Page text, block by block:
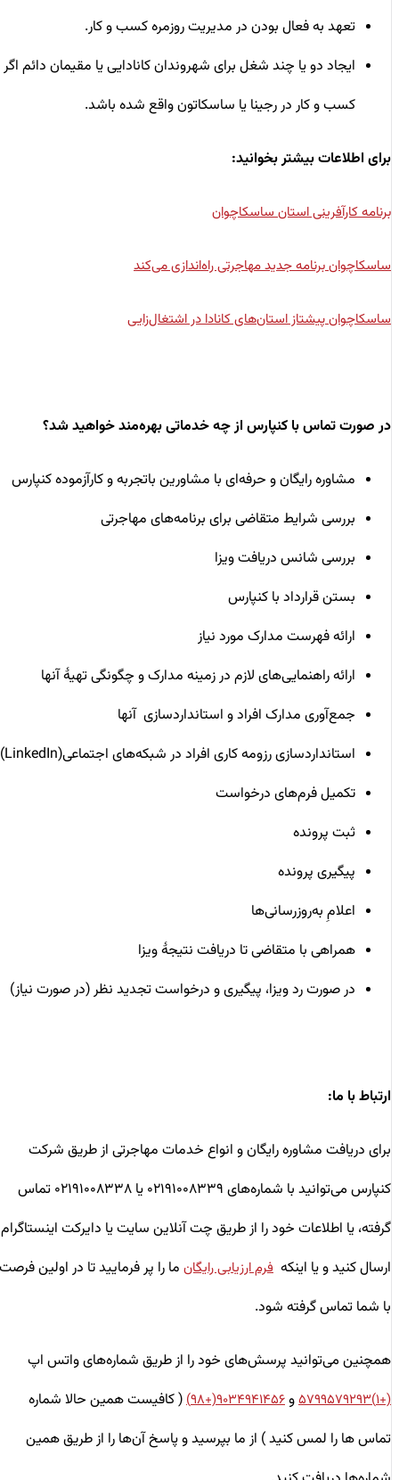
تعهد به فعال بودن در مدیریت روزمره کسب و کار.
ایجاد دو یا چند شغل برای شهروندان کانادایی یا مقیمان دائم اگر
کسب و کار در رجینا یا ساسکاتون واقع شده باشد.
برای اطلاعات بیشتر بخوانید:
برنامه کارآفرینی استان ساسکاچوان
ساسکاچوان برنامه جدید مهاجرتی راه‌اندازی می‌کند
ساسکاچوان پیشتاز استان‌های کانادا در اشتغال‌زایی
در صورت تماس با کنپارس از چه خدماتی بهره‌مند خواهید شد؟
مشاوره رایگان و حرفه‌ای با مشاورین باتجربه و کارآزموده کنپارس
بررسی شرایط متقاضی برای برنامه‌های مهاجرتی
بررسی شانس دریافت ویزا
بستن قرارداد با کنپارس
ارائه فهرست مدارک مورد نیاز
ارائه راهنمایی‌های لازم در زمینه مدارک و چگونگی تهیۀ آنها
جمع‌آوری مدارک افراد و استانداردسازی آنها
استانداردسازی رزومه کاری افراد در شبکه‌های اجتماعی(LinkedIn)
تکمیل فرم‌های درخواست
ثبت پرونده
پیگیری پرونده
اعلامِ به‌روزرسانی‌ها
همراهی با متقاضی تا دریافت نتیجۀ ویزا
در صورت رد ویزا، پیگیری و درخواست تجدید نظر (در صورت نیاز)
ارتباط با ما:
برای دریافت مشاوره رایگان و انواع خدمات مهاجرتی از طریق شرکت
کنپارس می‌توانید با شماره‌های ۰۲۱۹۱۰۰۸۳۳۹ یا ۰۲۱۹۱۰۰۸۳۳۸ تماس
گرفته، یا اطلاعات خود را از طریق چت آنلاین سایت یا دایرکت اینستاگرام
ارسال کنید و یا اینکه فرم ارزیابی رایگانما را پر فرمایید تا در اولین فرصت
با شما تماس گرفته شود.
همچنین می‌توانید پرسش‌های خود را از طریق شماره‌های واتس اپ
(+۱)۵۷۹۹۵۷۹۲۹۳ و۹۰۳۴۹۴۱۴۵۶(+۹۸)
( کافیست همین حالا شماره
تماس ها را لمس کنید ) از ما بپرسید و پاسخ آن‌ها را از طریق همین